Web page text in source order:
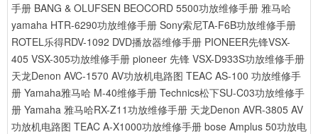
手册 BANG & OLUFSEN BEOCORD 5500功放维修手册 雅马哈
yamaha HTR-6290功放维修手册 Sony索尼TA-F6B功放维修手册
ROTEL乐得RDV-1092 DVD播放器维修手册 PIONEER先锋VSX-
405 VSX-305功放维修手册 pioneer 先锋 VSX-D933S功放维修手册
天龙Denon AVC-1570 AV功放机电路图 TEAC AS-100 功放维修手
册 Yamaha雅马哈 M-40维修手册 Technics松下SU-C03功放维修手
册 Yamaha 雅马哈RX-Z11功放维修手册 天龙Denon AVR-3805 AV
功放机电路图 TEAC A-X1000功放维修手册 bose Amplus 50功放电